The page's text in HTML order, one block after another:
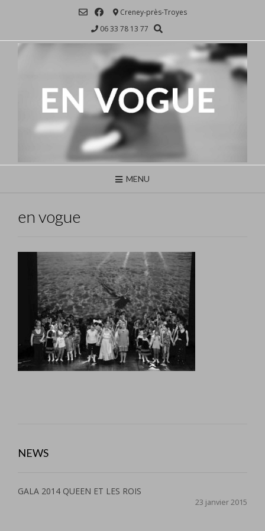
Creney-près-Troyes
06 33 78 13 77
MENU
en vogue
NEWS
GALA 2014 QUEEN ET LES ROIS
23 janvier 2015